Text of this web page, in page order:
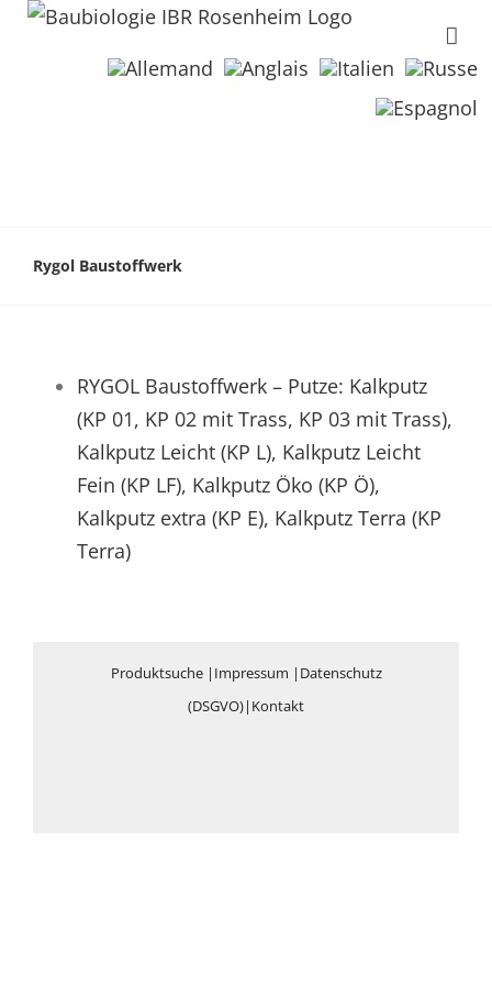
Rygol Baustoffwerk
RYGOL Baustoffwerk – Putze: Kalkputz
(KP 01, KP 02 mit Trass, KP 03 mit Trass),
Kalkputz Leicht (KP L), Kalkputz Leicht
Fein (KP LF), Kalkputz Öko (KP Ö),
Kalkputz extra (KP E), Kalkputz Terra (KP
Terra)
Produktsuche| Impressum | Datenschutz
(DSGVO)| Kontakt